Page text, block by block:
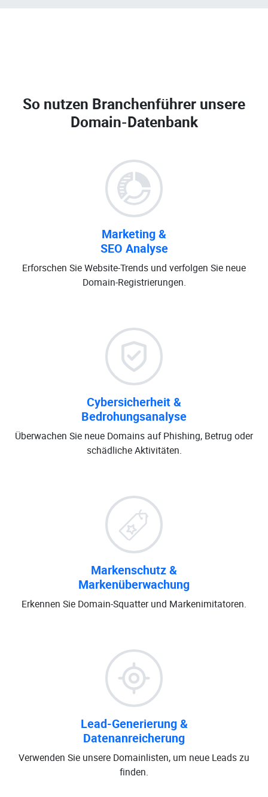
So nutzen Branchenführer unsere
Domain-Datenbank
Marketing &
SEO Analyse
Erforschen Sie Website-Trends und verfolgen Sie neue
Domain-Registrierungen.
Cybersicherheit &
Bedrohungsanalyse
Überwachen Sie neue Domains auf Phishing, Betrug oder
schädliche Aktivitäten.
Markenschutz &
Markenüberwachung
Erkennen Sie Domain-Squatter und Markenimitatoren.
Lead-Generierung &
Datenanreicherung
Verwenden Sie unsere Domainlisten, um neue Leads zu
finden.